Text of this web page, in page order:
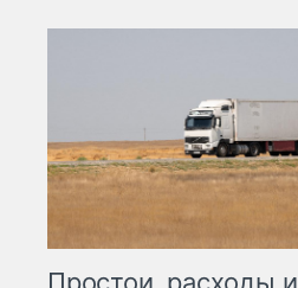
Простои, расходы и